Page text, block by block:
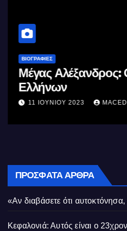
ΒΙΟΓΡΑΦΊΕΣ
Μέγας Αλέξανδρος:
Ελλήνων
11 ΙΟΥΝΊΟΥ 2023
ΠΡΌΣΦΑΤΑ ΆΡΘΡΑ
«Αν διαβάσετε ότι
Κεφαλονιά: Αυτός είναι ο